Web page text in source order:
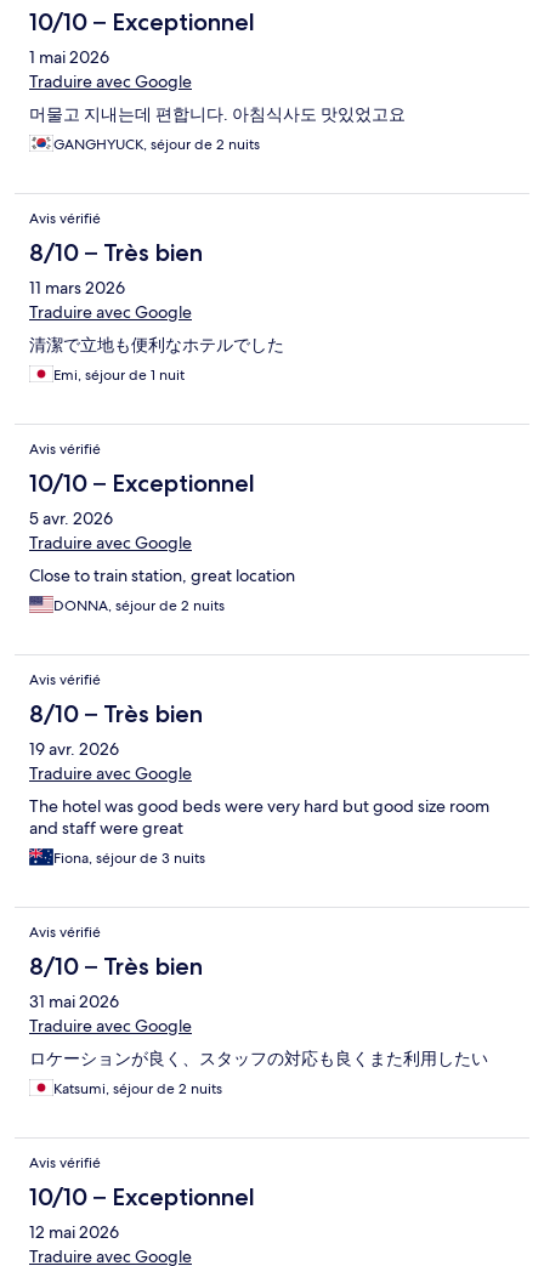
10/10 – Exceptionnel
1 mai 2026
Traduire avec Google
머물고 지내는데 편합니다. 아침식사도 맛있었고요
GANGHYUCK, séjour de 2 nuits
Avis vérifié
8/10 – Très bien
11 mars 2026
Traduire avec Google
清潔で立地も便利なホテルでした
Emi, séjour de 1 nuit
Avis vérifié
10/10 – Exceptionnel
5 avr. 2026
Traduire avec Google
Close to train station, great location
DONNA, séjour de 2 nuits
Avis vérifié
8/10 – Très bien
19 avr. 2026
Traduire avec Google
The hotel was good beds were very hard but good size room
and staff were great
Fiona, séjour de 3 nuits
Avis vérifié
8/10 – Très bien
31 mai 2026
Traduire avec Google
ロケーションが良く、スタッフの対応も良くまた利用したい
Katsumi, séjour de 2 nuits
Avis vérifié
10/10 – Exceptionnel
12 mai 2026
Traduire avec Google